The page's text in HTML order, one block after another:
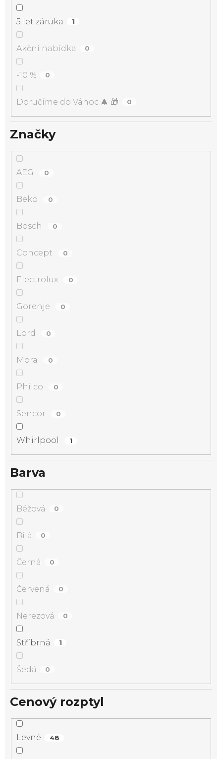
5 let záruka 1
Akční nabídka 0
-10 % 0
Doručíme do Vánoc 🎄 🎁 0
Značky
AEG 0
Beko 0
Bosch 0
Concept 0
Electrolux 0
Gorenje 0
Lord 0
Mora 0
Philco 0
Sencor 0
Whirlpool 1
Barva
Béžová 0
Bílá 0
Černá 0
Červená 0
Nerezová 0
Stříbrná 1
Šedá 0
Cenový rozptyl
Levné 48